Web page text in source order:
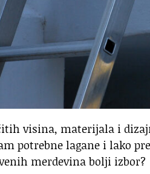
visina, materijala i
potrebne lagane i lako
merdevina bolji izbor?